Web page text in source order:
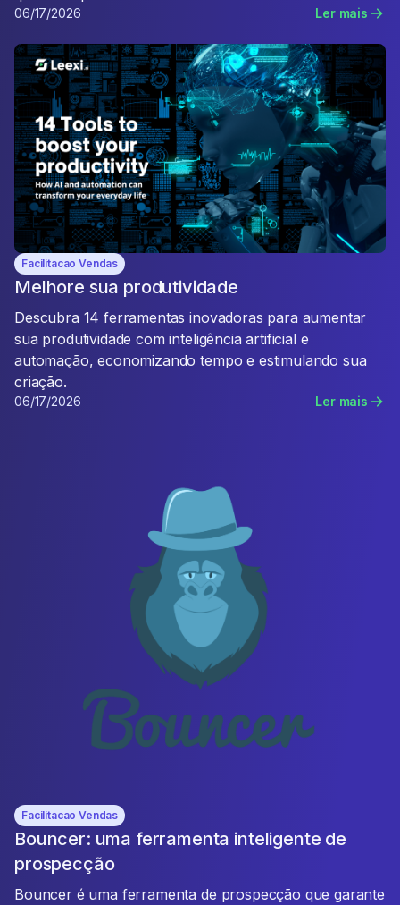
06/17/2026 Ler mais
Facilitacao Vendas
Melhore sua produtividade
Descubra 14 ferramentas inovadoras para aumentar
sua produtividade com inteligência artificial e
automação, economizando tempo e estimulando sua
criação.
06/17/2026 Ler mais
Facilitacao Vendas
Bouncer: uma ferramenta inteligente de
prospecção
Bouncer é uma ferramenta de prospecção que garante